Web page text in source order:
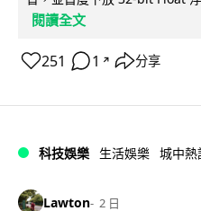
閱讀全文
251 1 ↗ 分享
科技娛樂 生活娛樂 城中熱
Lawton 2 日